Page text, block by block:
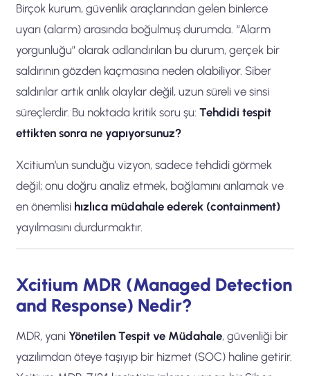
Birçok kurum, güvenlik araçlarından gelen binlerce
uyarı (alarm) arasında boğulmuş durumda. “Alarm
yorgunluğu” olarak adlandırılan bu durum, gerçek bir
saldırının gözden kaçmasına neden olabiliyor. Siber
saldırılar artık anlık olaylar değil, uzun süreli ve sinsi
süreçlerdir. Bu noktada kritik soru şu:Tehdidi tespit
ettikten sonra ne yapıyorsunuz?
Xcitium’un sunduğu vizyon, sadece tehdidi görmek
değil; onu doğru analiz etmek, bağlamını anlamak ve
en önemlisi hızlıca müdahale ederek (containment)
yayılmasını durdurmaktır.
Xcitium MDR (Managed Detection
and Response) Nedir?
MDR, yaniYönetilen Tespit ve Müdahale, güvenliği bir
yazılımdan öteye taşıyıp bir hizmet (SOC) haline getirir.